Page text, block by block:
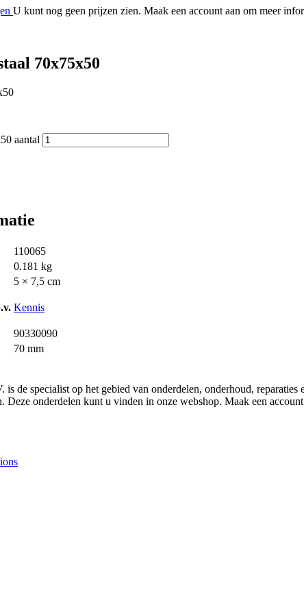
U kunt nog geen prijzen zien. Maak een account aan om meer
70x75x50
aantal
110065
0.181 kg
5 × 7,5 cm
Kennis
90330090
70 mm
de specialist op het gebied van onderdelen, onderhoud,
Deze onderdelen kunt u vinden in onze webshop. Maak een